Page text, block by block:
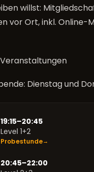
willst:
vor Ort, inkl. Online-
Dienstagund
19:15–20:45
Level 1+2
Probestunde→
20:45–22:00